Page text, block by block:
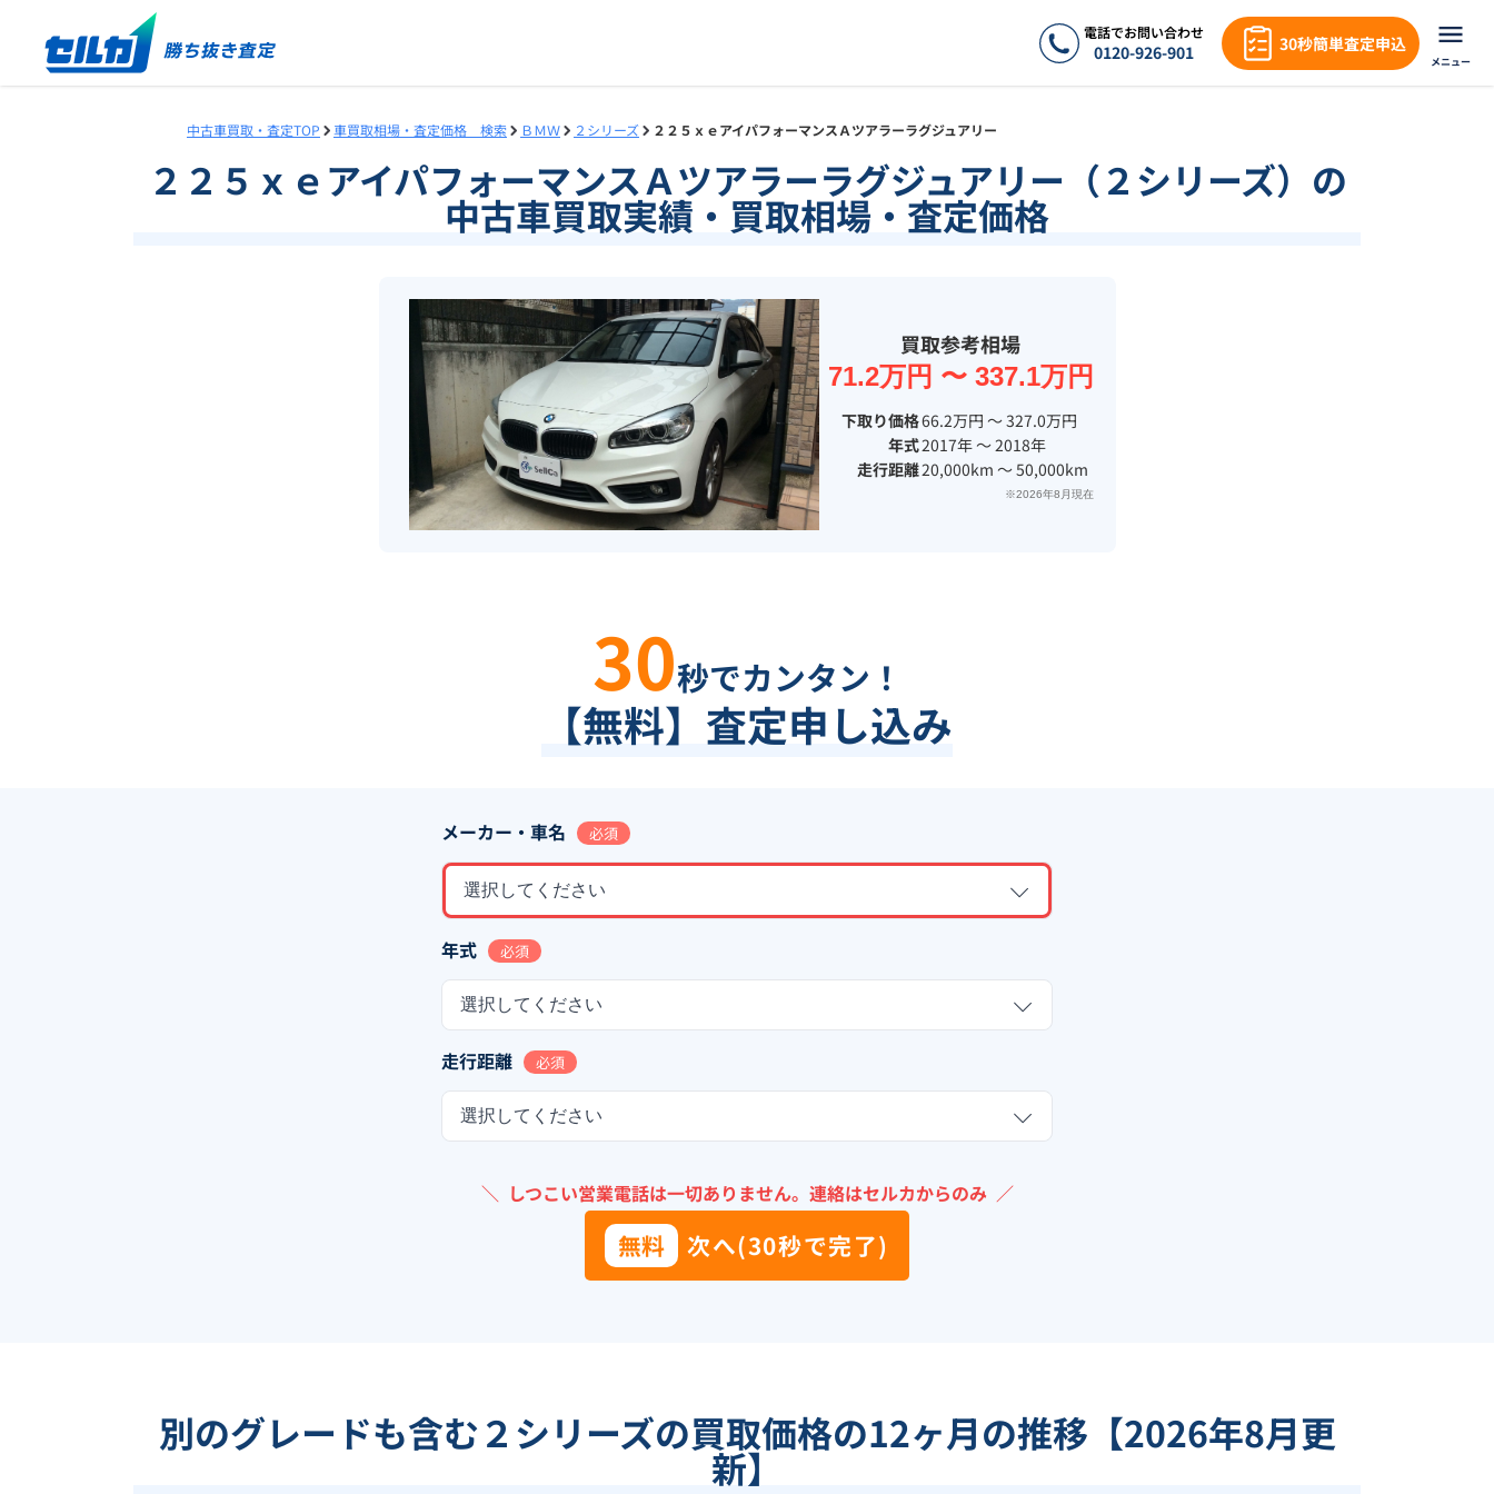
電話でお問い合わせ
0120-926-901 30秒簡単査定申込
メニュー
中古車買取・査定TOP 車買取相場・査定価格 検索 ＢＭＷ ２シリーズ ２２５ｘｅアイパフォーマンスＡツアラーラグジュアリー
２２５ｘｅアイパフォーマンスＡツアラーラグジュアリー（２シリーズ）の
中古車買取実績・買取相場・査定価格
買取参考相場
71.2万円 〜 337.1万円
下取り価格66.2万円 〜 327.0万円
年式2017年 〜 2018年
走行距離20,000km 〜 50,000km
※2026年8月現在
30秒でカンタン！
【無料】査定申し込み
メーカー・車名 必須
選択してください
年式 必須
選択してください
走行距離 必須
選択してください
＼ しつこい営業電話は一切ありません。 連絡はセルカからのみ ／
無料 次へ(30秒で完了)
別のグレードも含む２シリーズの買取価格の12ヶ月の推移【2026年8月更
新】